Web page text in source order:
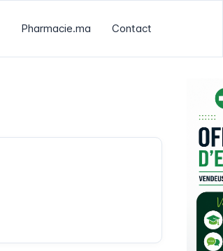
Pharmacie.ma Contact